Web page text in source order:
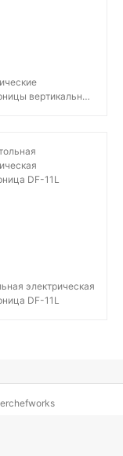
вертикальный
электрическая
фритюрница DF-11L